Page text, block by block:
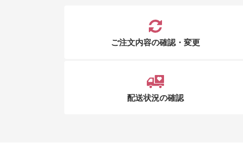
ご注文内容の確認・変更
配送状況の確認